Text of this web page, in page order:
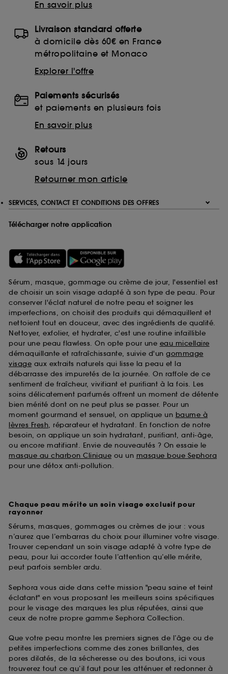
En savoir plus
Livraison standard offerte
à domicile dès 60€ en France
métropolitaine et Monaco
Explorer l'offre
Paiements sécurisés
et paiements en plusieurs fois
En savoir plus
Retours
sous 14 jours
Retourner mon article
SERVICES, CONTACT ET CONDITIONS DES OFFRES
Télécharger notre application
Sérum, masque, gommage ou crème de jour, l'essentiel est
de choisir un soin visage adapté à son type de peau. Pour
conserver l'éclat naturel de notre peau et soigner les
imperfections, on choisit des produits qui démaquillent et
nettoient tout en douceur, avec des ingrédients de qualité.
Nettoyer, exfolier, et hydrater, c'est une routine infaillible
pour une peau flawless. On opte pour une eau micellaire
démaquillante et rafraîchissante, suivie d'un gommage
visage aux extraits naturels qui lisse la peau et la
débarrasse des impuretés de la journée. On raffole de ce
sentiment de fraîcheur, vivifiant et purifiant à la fois. Les
soins délicatement parfumés offrent un moment de détente
bien mérité dont on ne peut plus se passer. Pour un
moment gourmand et sensuel, on applique un baume à
lèvres Fresh, réparateur et hydratant. En fonction de notre
besoin, on applique un soin hydratant, purifiant, anti-âge,
ou encore matifiant. Envie de nouveautés ? On essaie le
masque au charbon Clinique ou un masque boue Sephora
pour une détox anti-pollution.
Chaque peau mérite un soin visage exclusif pour
rayonner
Sérums, masques, gommages ou crèmes de jour : vous
n’aurez que l’embarras du choix pour illuminer votre visage.
Trouver cependant un soin visage adapté à votre type de
peau, pour lui accorder toute l’attention qu’elle mérite,
peut parfois sembler ardu.
Sephora vous aide dans cette mission "peau saine et teint
éclatant" en vous proposant les meilleurs soins spécifiques
pour le visage des marques les plus réputées, ainsi que
ceux de notre propre gamme Sephora Collection.
Que votre peau montre les premiers signes de l’âge ou de
petites imperfections comme des zones brillantes, des
pores dilatés, de la sécheresse ou des boutons, ici vous
trouverez tout ce qu’il faut pour les atténuer et redonner à